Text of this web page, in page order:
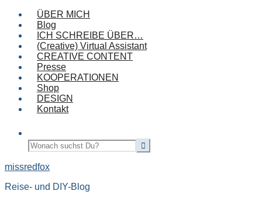
ÜBER MICH
Blog
ICH SCHREIBE ÜBER…
(Creative) Virtual Assistant
CREATIVE CONTENT
Presse
KOOPERATIONEN
Shop
DESIGN
Kontakt
missredfox
Reise- und DIY-Blog